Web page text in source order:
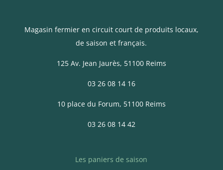
Magasin fermier en circuit court de produits locaux,
de saison et français.
125 Av. Jean Jaurès, 51100 Reims
03 26 08 14 16
10 place du Forum, 51100 Reims
03 26 08 14 42
Les paniers de saison